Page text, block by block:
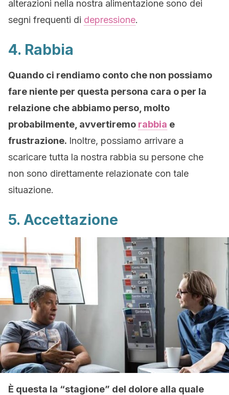
alterazioni nella nostra alimentazione sono dei
segni frequenti di depressione.
4. Rabbia
Quando ci rendiamo conto che non possiamo
fare niente per questa persona cara o per la
relazione che abbiamo perso, molto
probabilmente, avvertiremo rabbia e
frustrazione. Inoltre, possiamo arrivare a
scaricare tutta la nostra rabbia su persone che
non sono direttamente relazionate con tale
situazione.
5. Accettazione
È questa la “stagione” del dolore alla quale